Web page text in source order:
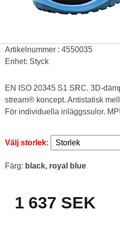
Artikelnummer : 4550035
Enhet: Styck
EN ISO 20345 S1 SRC. 3D-
stream® koncept. Antistatisk
För individuella inläggssulor.
Välj storlek:
Färg: black, royal blue
1 637 SEK